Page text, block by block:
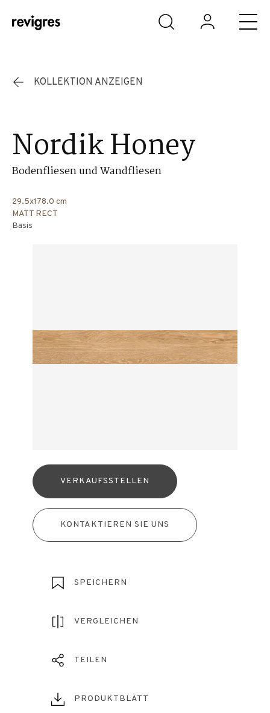
Zum Hauptinhalt springen
KOLLEKTION ANZEIGEN
Nordik Honey
Bodenfliesen und Wandfliesen
29.5x178.0 cm
MATT RECT
Basis
VERKAUFSSTELLEN
KONTAKTIEREN SIE UNS
SPEICHERN
VERGLEICHEN
TEILEN
PRODUKTBLATT